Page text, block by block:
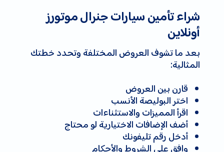
شراء تأمين سيارات جنرال موتورز
أونلاين
بعد ما تشوف العروض المختلفة وتحدد خطتك
المثالية:
قارن بين العروض
اختر البوليصة الأنسب
اقرأ المميزات والاستثناءات
أضف الإضافات الاختيارية لو محتاج
أدخل رقم تليفونك
وافق على الشروط والأحكام